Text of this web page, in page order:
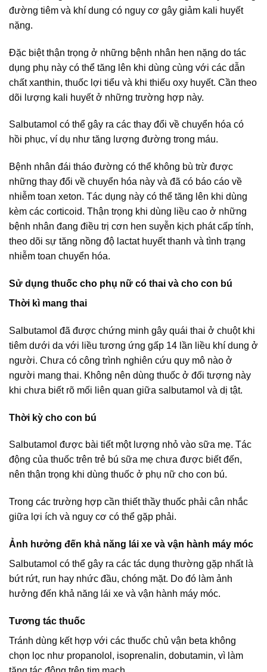
đường tiêm và khí dung có nguy cơ gây giảm kali huyết
nặng.
Đặc biệt thận trọng ở những bệnh nhân hen nặng do tác
dụng phụ này có thể tăng lên khi dùng cùng với các dẫn
chất xanthin, thuốc lợi tiểu và khi thiếu oxy huyết. Cần theo
dõi lượng kali huyết ở những trường hợp này.
Salbutamol có thể gây ra các thay đổi về chuyển hóa có
hồi phục, ví dụ như tăng lượng đường trong máu.
Bệnh nhân đái tháo đường có thể không bù trừ được
những thay đổi về chuyển hóa này và đã có báo cáo về
nhiễm toan xeton. Tác dụng này có thể tăng lên khi dùng
kèm các corticoid. Thận trọng khi dùng liều cao ở những
bệnh nhân đang điều trị cơn hen suyễn kịch phát cấp tính,
theo dõi sự tăng nồng độ lactat huyết thanh và tình trạng
nhiễm toan chuyển hóa.
Sử dụng thuốc cho phụ nữ có thai và cho con bú
Thời kì mang thai
Salbutamol đã được chứng minh gây quái thai ở chuột khi
tiêm dưới da với liều tương ứng gấp 14 lần liều khí dung ở
người. Chưa có công trình nghiên cứu quy mô nào ở
người mang thai. Không nên dùng thuốc ở đối tượng này
khi chưa biết rõ mối liên quan giữa salbutamol và dị tật.
Thời kỳ cho con bú
Salbutamol được bài tiết một lượng nhỏ vào sữa mẹ. Tác
động của thuốc trên trẻ bú sữa mẹ chưa được biết đến,
nên thận trọng khi dùng thuốc ở phụ nữ cho con bú.
Trong các trường hợp cần thiết thầy thuốc phải cân nhắc
giữa lợi ích và nguy cơ có thể gặp phải.
Ảnh hưởng đến khả năng lái xe và vận hành máy móc
Salbutamol có thể gây ra các tác dụng thường gặp nhất là
bứt rứt, run hay nhức đầu, chóng mặt. Do đó làm ảnh
hưởng đến khả năng lái xe và vận hành máy móc.
Tương tác thuốc
Tránh dùng kết hợp với các thuốc chủ vận beta không
chọn lọc như propanolol, isoprenalin, dobutamin, vì làm